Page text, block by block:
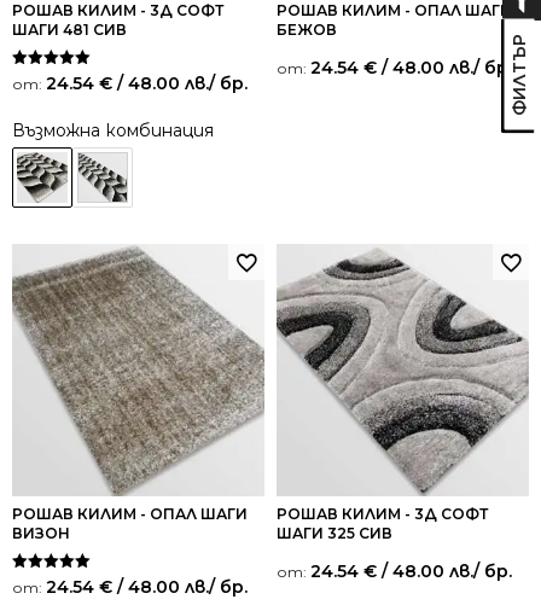
РОШАВ КИЛИМ - 3Д СОФТ
ШАГИ 481 СИВ
Оценено на
5.00
от: 24.54 € / 48.00 лв./ бр.
Възможна комбинация
РОШАВ КИЛИМ - ОПАЛ ШАГИ
БЕЖОВ
от: 24.54 € / 48.00 лв./ бр.
РОШАВ КИЛИМ - ОПАЛ ШАГИ
ВИЗОН
Оценено на
5.00
от: 24.54 € / 48.00 лв./ бр.
РОШАВ КИЛИМ - 3Д СОФТ
ШАГИ 325 СИВ
от: 24.54 € / 48.00 лв./ бр.